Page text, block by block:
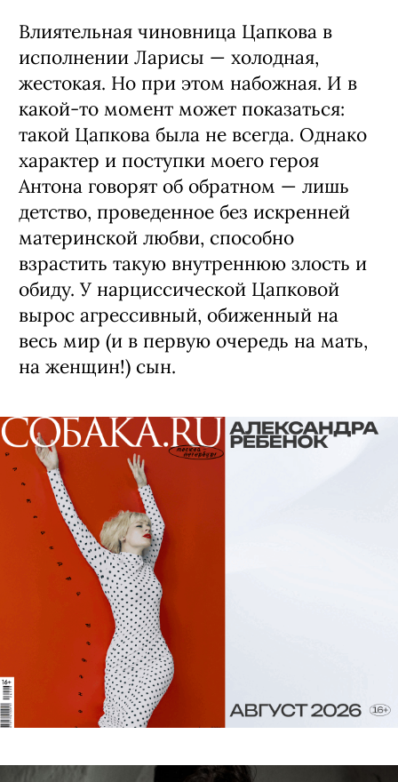
Влиятельная чиновница Цапкова в
исполнении Ларисы — холодная,
жестокая. Но при этом набожная. И в
какой-то момент может показаться:
такой Цапкова была не всегда. Однако
характер и поступки моего героя
Антона говорят об обратном — лишь
детство, проведенное без искренней
материнской любви, способно
взрастить такую внутреннюю злость и
обиду. У нарциссической Цапковой
вырос агрессивный, обиженный на
весь мир (и в первую очередь на мать,
на женщин!) сын.